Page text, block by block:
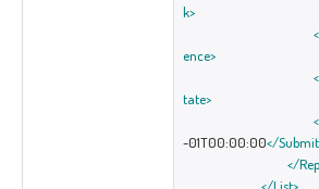
k>
ence>
tate>
-01T00:00:00</
</